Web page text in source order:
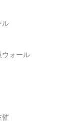
ル
ウォール